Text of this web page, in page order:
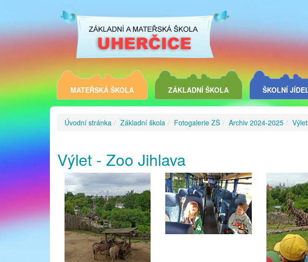
MATEŘSKÁ ŠKOLA ZÁKLADNÍ ŠKOLA ŠKOLNÍ
Úvodní stránka Základní škola Fotogalerie ZŠ Archiv 2024-2025
Výlet - Zoo Jihlava